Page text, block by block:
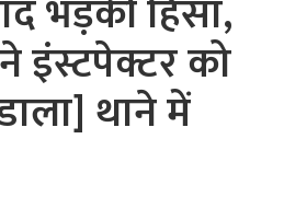
भड़की हिंसा,
इंस्टपेक्टर को
थाने में